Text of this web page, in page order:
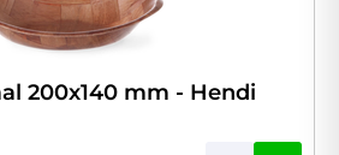
200x140 mm - Hendi